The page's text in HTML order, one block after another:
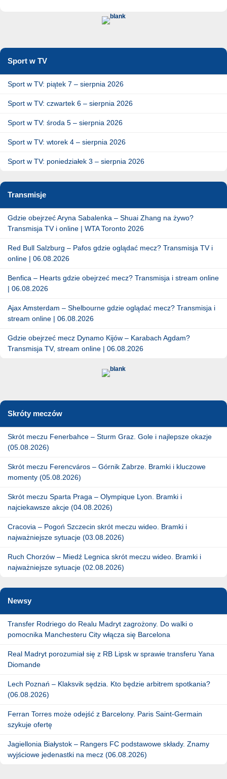
Sport w TV
Sport w TV: piątek 7 – sierpnia 2026
Sport w TV: czwartek 6 – sierpnia 2026
Sport w TV: środa 5 – sierpnia 2026
Sport w TV: wtorek 4 – sierpnia 2026
Sport w TV: poniedziałek 3 – sierpnia 2026
Transmisje
Gdzie obejrzeć Aryna Sabalenka – Shuai Zhang na żywo?
Transmisja TV i online | WTA Toronto 2026
Red Bull Salzburg – Pafos gdzie oglądać mecz? Transmisja TV i
online | 06.08.2026
Benfica – Hearts gdzie obejrzeć mecz? Transmisja i stream online
| 06.08.2026
Ajax Amsterdam – Shelbourne gdzie oglądać mecz? Transmisja i
stream online | 06.08.2026
Gdzie obejrzeć mecz Dynamo Kijów – Karabach Agdam?
Transmisja TV, stream online | 06.08.2026
Skróty meczów
Skrót meczu Fenerbahce – Sturm Graz. Gole i najlepsze okazje
(05.08.2026)
Skrót meczu Ferencváros – Górnik Zabrze. Bramki i kluczowe
momenty (05.08.2026)
Skrót meczu Sparta Praga – Olympique Lyon. Bramki i
najciekawsze akcje (04.08.2026)
Cracovia – Pogoń Szczecin skrót meczu wideo. Bramki i
najważniejsze sytuacje (03.08.2026)
Ruch Chorzów – Miedź Legnica skrót meczu wideo. Bramki i
najważniejsze sytuacje (02.08.2026)
Newsy
Transfer Rodriego do Realu Madryt zagrożony. Do walki o
pomocnika Manchesteru City włącza się Barcelona
Real Madryt porozumiał się z RB Lipsk w sprawie transferu Yana
Diomande
Lech Poznań – Klaksvik sędzia. Kto będzie arbitrem spotkania?
(06.08.2026)
Ferran Torres może odejść z Barcelony. Paris Saint-Germain
szykuje ofertę
Jagiellonia Białystok – Rangers FC podstawowe składy. Znamy
wyjściowe jedenastki na mecz (06.08.2026)